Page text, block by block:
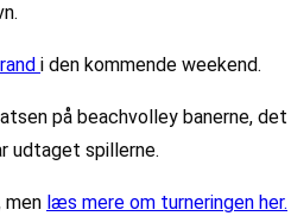
i den kommende weekend.
på beachvolley banerne,
udtaget spillerne.
men læs mere om turneringen her.